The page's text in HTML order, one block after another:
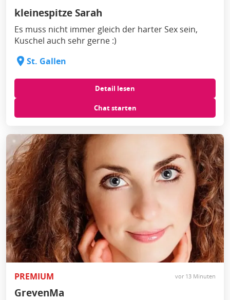
kleinespitze Sarah
Es muss nicht immer gleich der harter Sex sein,
Kuschel auch sehr gerne :)
St. Gallen
Detail lesen
Chat starten
PREMIUM vor 13 Minuten
GrevenMa